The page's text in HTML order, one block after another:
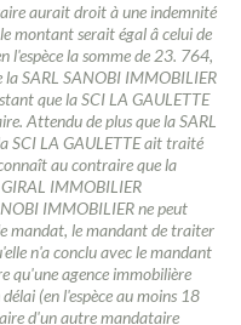
aurait droit à une indemnité
montant serait égal â celui de
l'espèce la somme de 23. 764,
SARL SANOBI IMMOBILIER
que la SCI LA GAULETTE
Attendu de plus que la SARL
SCI LA GAULETTE ait traité
au contraire que la
IMMOBILIER
IMMOBILIER ne peut
mandat, le mandant de traiter
n'a conclu avec le mandant
qu'une agence immobilière
(en l'espèce au moins 18
d'un autre mandataire